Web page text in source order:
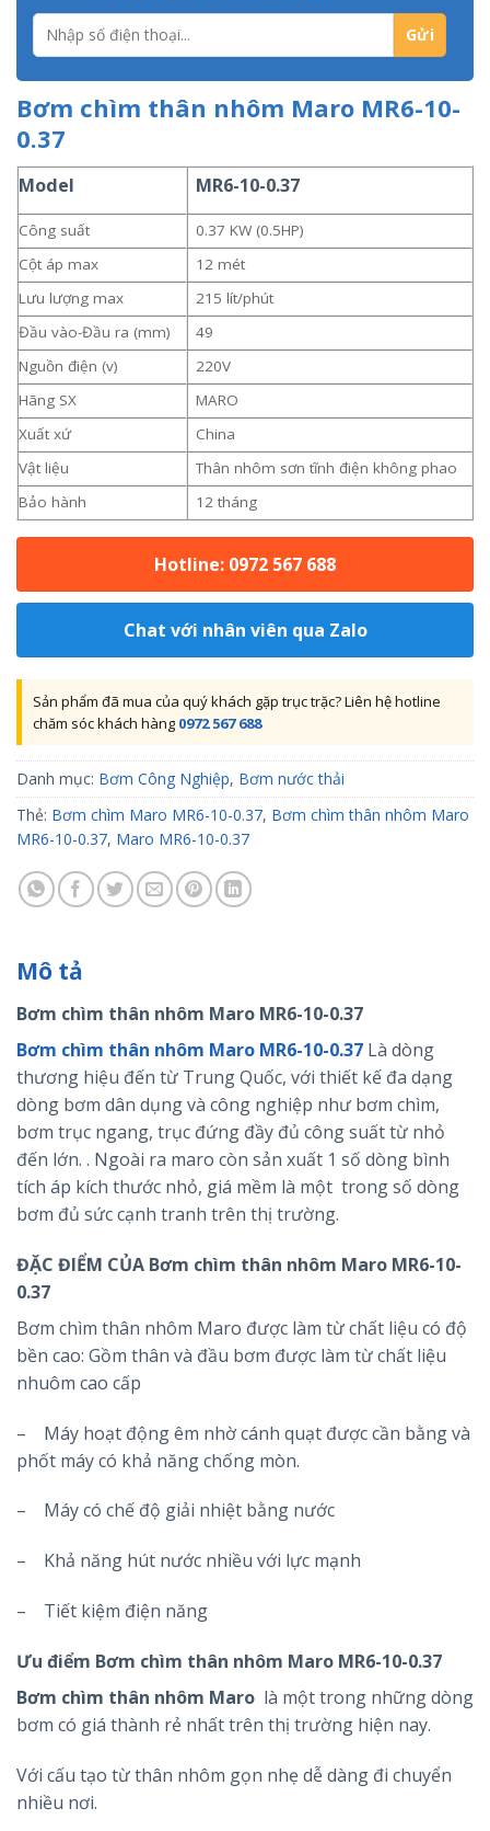
Bơm chìm thân nhôm Maro MR6-10-
0.37
Model MR6-10-0.37
Công suất
0.37 KW (0.5HP)
Cột áp max
12 mét
Lưu lượng max
215 lít/phút
Đầu vào-Đầu ra (mm)
49
Nguồn điện (v)
220V
Hãng SX
MARO
Xuất xứ
China
Vật liệu
Thân nhôm sơn tĩnh điện không phao
Bảo hành
12 tháng
Hotline: 0972 567 688
Chat với nhân viên qua Zalo
Sản phẩm đã mua của quý khách gặp trục trặc? Liên hệ hotline
chăm sóc khách hàng 0972 567 688
Danh mục: Bơm Công Nghiệp, Bơm nước thải
Thẻ: Bơm chìm Maro MR6-10-0.37, Bơm chìm thân nhôm Maro
MR6-10-0.37, Maro MR6-10-0.37
Mô tả
Bơm chìm thân nhôm Maro MR6-10-0.37
Bơm chìm thân nhôm Maro MR6-10-0.37 Là dòng
thương hiệu đến từ Trung Quốc, với thiết kế đa dạng
dòng bơm dân dụng và công nghiệp như bơm chìm,
bơm trục ngang, trục đứng đầy đủ công suất từ nhỏ
đến lớn. . Ngoài ra maro còn sản xuất 1 số dòng bình
tích áp kích thước nhỏ, giá mềm là một trong số dòng
bơm đủ sức cạnh tranh trên thị trường.
ĐẶC ĐIỂM CỦA Bơm chìm thân nhôm Maro MR6-10-
0.37
Bơm chìm thân nhôm Maro được làm từ chất liệu có độ
bền cao: Gồm thân và đầu bơm được làm từ chất liệu
nhuôm cao cấp
– Máy hoạt động êm nhờ cánh quạt được cần bằng và
phốt máy có khả năng chống mòn.
– Máy có chế độ giải nhiệt bằng nước
– Khả năng hút nước nhiều với lực mạnh
– Tiết kiệm điện năng
Ưu điểm Bơm chìm thân nhôm Maro MR6-10-0.37
Bơm chìm thân nhôm Maro là một trong những dòng
bơm có giá thành rẻ nhất trên thị trường hiện nay.
Với cấu tạo từ thân nhôm gọn nhẹ dễ dàng đi chuyển
nhiều nơi.